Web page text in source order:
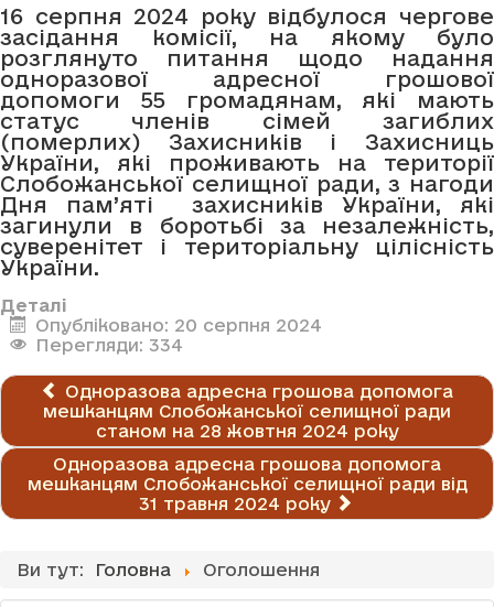
16 серпня 2024 року відбулося чергове
засідання комісії, на якому було
розглянуто питання щодо надання
одноразової адресної грошової
допомоги 55 громадянам, які мають
статус членів сімей загиблих
(померлих) Захисників і Захисниць
України, які проживають на території
Слобожанської селищної ради, з нагоди
Дня пам’яті захисників України, які
загинули в боротьбі за незалежність,
суверенітет і територіальну цілісність
України.
Деталі
Опубліковано: 20 серпня 2024
Перегляди: 334
Одноразова адресна грошова допомога
мешканцям Слобожанської селищної ради
станом на 28 жовтня 2024 року
Одноразова адресна грошова допомога
мешканцям Слобожанської селищної ради від
31 травня 2024 року
Ви тут: Головна Оголошення